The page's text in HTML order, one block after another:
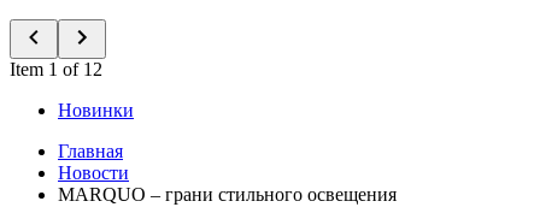
Item 1 of 12
Новинки
Главная
Новости
MARQUO – грани стильного освещения